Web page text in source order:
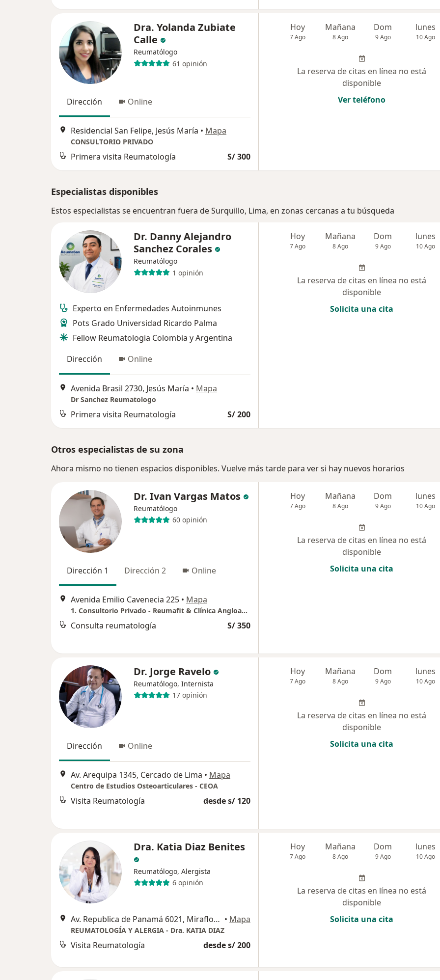
Dra. Yolanda Zubiate
Calle
Reumatólogo
61 opinión
Dirección Online
Residencial San Felipe, Jesús María • Mapa
CONSULTORIO PRIVADO
Primera visita Reumatología S/ 300
Hoy
7 Ago
Mañana
8 Ago
Dom
9 Ago
lunes
10 Ago
La reserva de citas en línea no está
disponible
Ver teléfono
Especialistas disponibles
Estos especialistas se encuentran fuera de Surquillo, Lima, en zonas cercanas a tu búsqueda
Dr. Danny Alejandro
Sanchez Corales
Reumatólogo
1 opinión
Experto en Enfermedades Autoinmunes
Pots Grado Universidad Ricardo Palma
Fellow Reumatologia Colombia y Argentina
Dirección
Online
Avenida Brasil 2730, Jesús María • Mapa
Dr Sanchez Reumatologo
Primera visita Reumatología S/ 200
Hoy
7 Ago
Mañana
8 Ago
Dom
9 Ago
lunes
10 Ago
La reserva de citas en línea no está
disponible
Solicita una cita
Otros especialistas de su zona
Ahora mismo no tienen espacios disponibles. Vuelve más tarde para ver si hay nuevos horarios
Dr. Ivan Vargas Matos
Reumatólogo
60 opinión
Dirección 1 Dirección 2 Online
Avenida Emilio Cavenecia 225 • Mapa
1. Consultorio Privado - Reumafit & Clínica Angloamericana
Consulta reumatología S/ 350
Hoy
7 Ago
Mañana
8 Ago
Dom
9 Ago
lunes
10 Ago
La reserva de citas en línea no está
disponible
Solicita una cita
Dr. Jorge Ravelo
Reumatólogo, Internista
17 opinión
Dirección Online
Av. Arequipa 1345, Cercado de Lima • Mapa
Centro de Estudios Osteoarticulares - CEOA
Visita Reumatología desde s/ 120
Hoy
7 Ago
Mañana
8 Ago
Dom
9 Ago
lunes
10 Ago
La reserva de citas en línea no está
disponible
Solicita una cita
Dra. Katia Diaz Benites
Reumatólogo, Alergista
6 opinión
Av. Republica de Panamá 6021, Miraflores • Mapa
REUMATOLOGÍA Y ALERGIA - Dra. KATIA DIAZ
Visita Reumatología desde s/ 200
Hoy
7 Ago
Mañana
8 Ago
Dom
9 Ago
lunes
10 Ago
La reserva de citas en línea no está
disponible
Solicita una cita